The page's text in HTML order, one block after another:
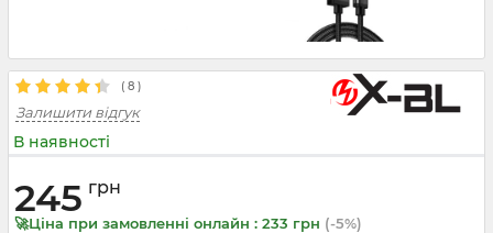
( 8 )
Залишити відгук
В наявності
245 грн
🚀Ціна при замовленні онлайн : 233 грн (-5%)